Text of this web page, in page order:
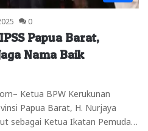
0
Papua Barat,
Nama Baik
Ketua BPW Kerukunan
Papua Barat, H. Nurjaya
sebagai Ketua Ikatan Pemuda…